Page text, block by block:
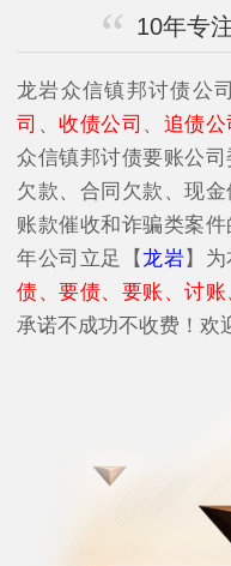
10年专
龙岩众信镇邦讨债公
司 、收债公司 、 追债公
众信镇邦讨债要账公
欠款、合同欠款、现
账款催收和诈骗类案
年公司立足【龙岩】
债、要债、要账、讨
承诺不成功不收费！欢